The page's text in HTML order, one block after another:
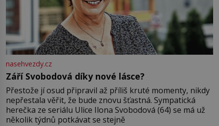
nasehvezdy.cz
Září Svobodová díky nové lásce?
Přestože jí osud připravil až příliš kruté momenty, nikdy
nepřestala věřit, že bude znovu šťastná. Sympatická
herečka ze seriálu Ulice Ilona Svobodová (64) se má už
několik týdnů potkávat se stejně